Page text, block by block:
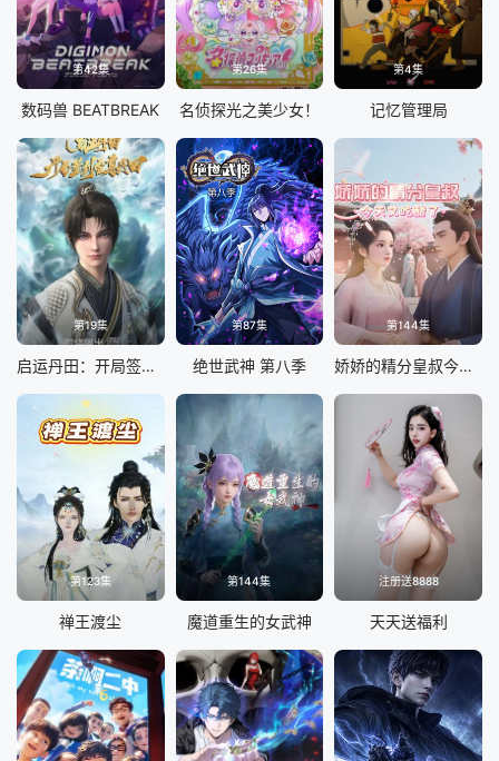
第42集
数码兽 BEATBREAK
第26集
名侦探光之美少女！
第4集
记忆管理局
第19集
启运丹田：开局签到至尊丹田
第87集
绝世武神 第八季
第144集
娇娇的精分皇叔今天又吃醋了
第123集
禅王渡尘
第144集
魔道重生的女武神
注册送8888
天天送福利